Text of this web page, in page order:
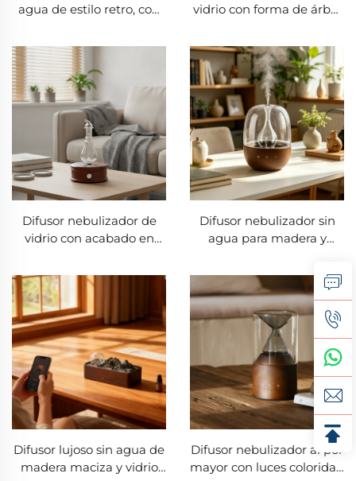
agua de estilo retro, con
oscura y vidrio, control
mediante una sola perilla;
difusor aromático que
emite una luz ambiental
cálida
vidrio con forma de árbol
mediante una sola perilla,
luz nocturna decorativa
con LED cálido
Difusor nebulizador de
vidrio con acabado en
una sola perilla, luz
nocturna decorativa con
LED cálido
Difusor nebulizador sin
agua para madera y
de aceites esenciales con
boquilla antifugas y LED
de 7 colores
Difusor lujoso sin agua de
madera maciza y vidrio
Difusor nebulizador al por
mayor con luces coloridas,